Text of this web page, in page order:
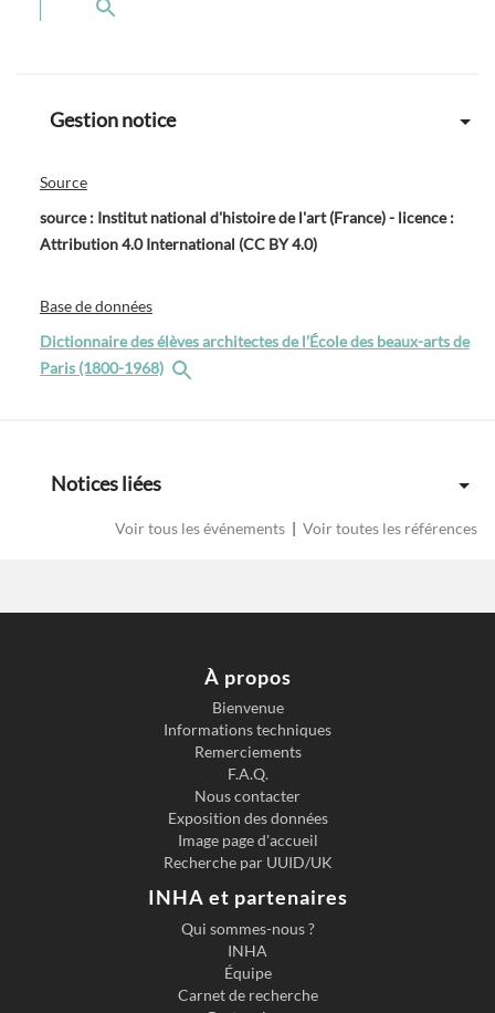
Gestion notice
Source
source : Institut national d'histoire de l'art (France) - licence :
Attribution 4.0 International (CC BY 4.0)
Base de données
Dictionnaire des élèves architectes de l’École des beaux-arts de
Paris (1800-1968)
Notices liées
Voir tous les événements | Voir toutes les références
À propos
Bienvenue
Informations techniques
Remerciements
F.A.Q.
Nous contacter
Exposition des données
Image page d'accueil
Recherche par UUID/UK
INHA et partenaires
Qui sommes-nous ?
INHA
Équipe
Carnet de recherche